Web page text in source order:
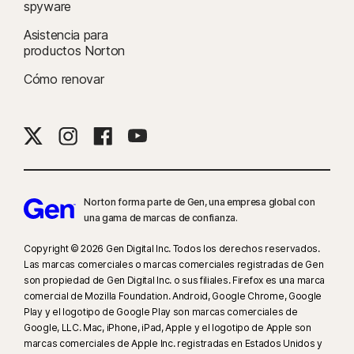
hacerlo iniciando sesión en su cuenta en my.Norton.com y seleccionando
Control para padres desde cualquier navegador. La aplicación móvil se
debe descargar por separado. La aplicación para iOS está disponible en
todos
Edge y Firefox. El acceso al portal de Control para padres no es
compatible con Internet Explorer. En iOS y Android, es necesario utilizar el
navegador de Norton incorporado en la aplicación para obtener todas las
El dispositivo debe tener un plan de conexión a Internet o de datos, y
estar encendido.
Dark Web Monitoring no está disponible en todos los países. La
información que se supervisa varía según el país de residencia o el plan.
Supervisa de forma predeterminada tu dirección de correo electrónico y
empieza a funcionar de inmediato. Inicia sesión en tu cuenta para facilitar
spyware
Asistencia para
productos Norton
Cómo renovar
Norton forma parte de Gen, una empresa global con
una gama de marcas de confianza.
Copyright © 2026 Gen Digital Inc. Todos los derechos reservados.
Las marcas comerciales o marcas comerciales registradas de Gen
son propiedad de Gen Digital Inc. o sus filiales. Firefox es una marca
comercial de Mozilla Foundation. Android, Google Chrome, Google
Play y el logotipo de Google Play son marcas comerciales de
Google, LLC. Mac, iPhone, iPad, Apple y el logotipo de Apple son
marcas comerciales de Apple Inc. registradas en Estados Unidos y